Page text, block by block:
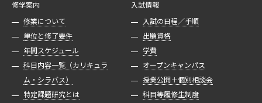
修学案内
修業について
単位と修了要件
年間スケジュール
科目内容一覧（カリキュラ
ム・シラバス）
特定課題研究とは
入試情報
入試の日程／手順
出願資格
学費
オープンキャンパス
授業公開＋個別相談会
科目等履修生制度